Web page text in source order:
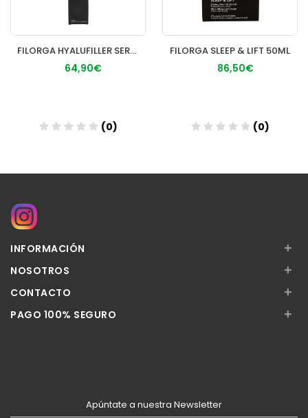
FILORGA HYALUFILLER SERUM 30ML
64,90€
(0)
FILORGA SLEEP & LIFT 50ML
86,50€
(0)
INFORMACIÓN +
NOSOTROS +
CONTACTO +
PAGO 100% SEGURO +
Apúntate a nuestra Newsletter